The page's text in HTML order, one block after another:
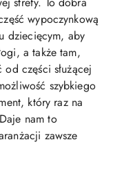
wypoczynkową
dziecięcym, aby
a także tam,
części służącej
szybkiego
który raz na
nam to
zawsze